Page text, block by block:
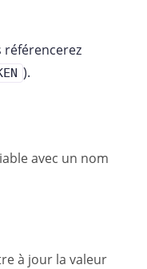
).
avec un nom
à jour la valeur